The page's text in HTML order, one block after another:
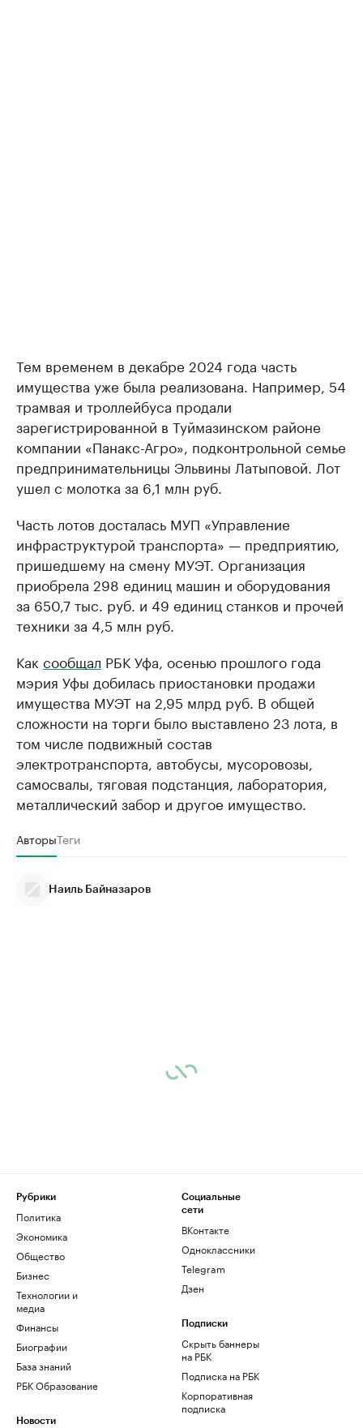
Тем временем в декабре 2024 года часть
имущества уже была реализована. Например, 54
трамвая и троллейбуса продали
зарегистрированной в Туймазинском районе
компании «Панакс-Агро», подконтрольной семье
предпринимательницы Эльвины Латыповой. Лот
ушел с молотка за 6,1 млн руб.
Часть лотов досталась МУП «Управление
инфраструктурой транспорта» — предприятию,
пришедшему на смену МУЭТ. Организация
приобрела 298 единиц машин и оборудования
за 650,7 тыс. руб. и 49 единиц станков и прочей
техники за 4,5 млн руб.
Как сообщал РБК Уфа, осенью прошлого года
мэрия Уфы добилась приостановки продажи
имущества МУЭТ на 2,95 млрд руб. В общей
сложности на торги было выставлено 23 лота, в
том числе подвижный состав
электротранспорта, автобусы, мусоровозы,
самосвалы, тяговая подстанция, лаборатория,
металлический забор и другое имущество.
АвторыТеги
Наиль Байназаров
Рубрики
Политика
Экономика
Общество
Бизнес
Технологии и
медиа
Финансы
Биографии
База знаний
РБК Образование
Новости
Социальные
сети
ВКонтакте
Одноклассники
Telegram
Дзен
Подписки
Скрыть баннеры
на РБК
Подписка на РБК
Корпоративная
подписка